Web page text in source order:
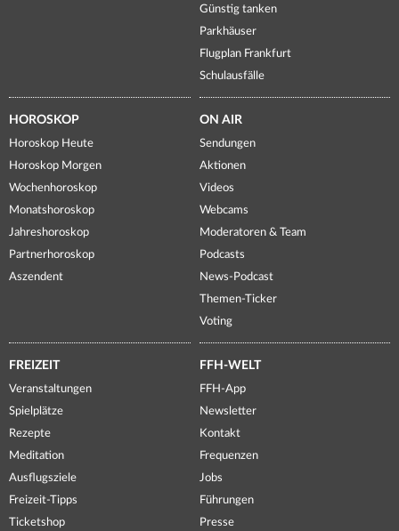
Günstig tanken
Parkhäuser
Flugplan Frankfurt
Schulausfälle
HOROSKOP
Horoskop Heute
Horoskop Morgen
Wochenhoroskop
Monatshoroskop
Jahreshoroskop
Partnerhoroskop
Aszendent
ON AIR
Sendungen
Aktionen
Videos
Webcams
Moderatoren & Team
Podcasts
News-Podcast
Themen-Ticker
Voting
FREIZEIT
Veranstaltungen
Spielplätze
Rezepte
Meditation
Ausflugsziele
Freizeit-Tipps
Ticketshop
FFH-WELT
FFH-App
Newsletter
Kontakt
Frequenzen
Jobs
Führungen
Presse